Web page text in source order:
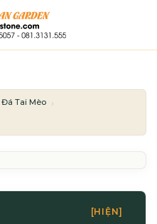
Đá Tai Mèo
cá Koi và cảnh quan sân vườn
[HIỆN]